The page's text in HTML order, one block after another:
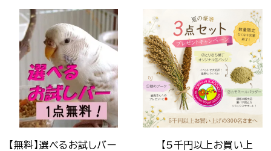
【無料】選べるお試しバー
【5千円以上お買い上